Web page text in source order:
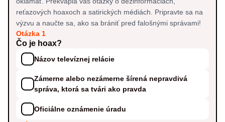
reťazových hoaxoch a satirických médiách. Pripravte sa na
výzvu a naučte sa, ako sa brániť pred falošnými správami!
Otázka 1
Čo je hoax?
Názov televíznej relácie
Zámerne alebo nezámerne šírená nepravdivá
správa, ktorá sa tvári ako pravda
Oficiálne oznámenie úradu